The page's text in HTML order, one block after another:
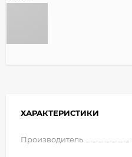
ХАРАКТЕРИСТИКИ
Производитель